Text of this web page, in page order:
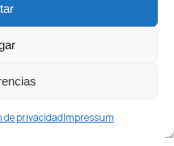
de privacidadImpressum
ayuda?